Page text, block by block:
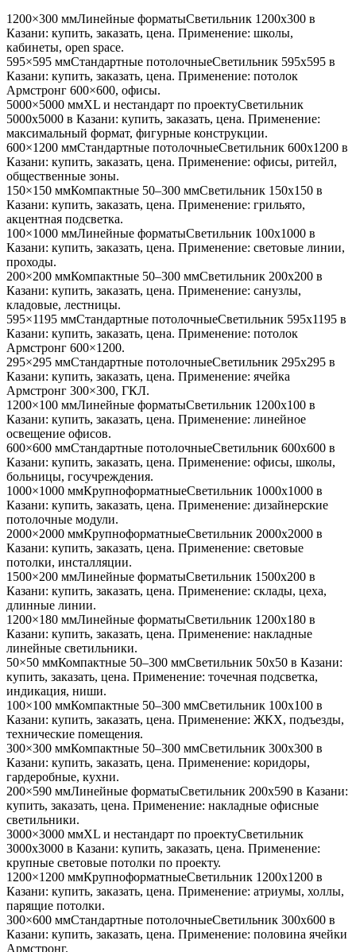
1200×300 ммЛинейные форматыСветильник 1200x300 в
Казани: купить, заказать, цена. Применение: школы,
кабинеты, open space.
595×595 ммСтандартные потолочныеСветильник 595x595 в
Казани: купить, заказать, цена. Применение: потолок
Армстронг 600×600, офисы.
5000×5000 ммXL и нестандарт по проектуСветильник
5000x5000 в Казани: купить, заказать, цена. Применение:
максимальный формат, фигурные конструкции.
600×1200 ммСтандартные потолочныеСветильник 600x1200 в
Казани: купить, заказать, цена. Применение: офисы, ритейл,
общественные зоны.
150×150 ммКомпактные 50–300 ммСветильник 150x150 в
Казани: купить, заказать, цена. Применение: грильято,
акцентная подсветка.
100×1000 ммЛинейные форматыСветильник 100x1000 в
Казани: купить, заказать, цена. Применение: световые линии,
проходы.
200×200 ммКомпактные 50–300 ммСветильник 200x200 в
Казани: купить, заказать, цена. Применение: санузлы,
кладовые, лестницы.
595×1195 ммСтандартные потолочныеСветильник 595x1195 в
Казани: купить, заказать, цена. Применение: потолок
Армстронг 600×1200.
295×295 ммСтандартные потолочныеСветильник 295x295 в
Казани: купить, заказать, цена. Применение: ячейка
Армстронг 300×300, ГКЛ.
1200×100 ммЛинейные форматыСветильник 1200x100 в
Казани: купить, заказать, цена. Применение: линейное
освещение офисов.
600×600 ммСтандартные потолочныеСветильник 600x600 в
Казани: купить, заказать, цена. Применение: офисы, школы,
больницы, госучреждения.
1000×1000 ммКрупноформатныеСветильник 1000x1000 в
Казани: купить, заказать, цена. Применение: дизайнерские
потолочные модули.
2000×2000 ммКрупноформатныеСветильник 2000x2000 в
Казани: купить, заказать, цена. Применение: световые
потолки, инсталляции.
1500×200 ммЛинейные форматыСветильник 1500x200 в
Казани: купить, заказать, цена. Применение: склады, цеха,
длинные линии.
1200×180 ммЛинейные форматыСветильник 1200x180 в
Казани: купить, заказать, цена. Применение: накладные
линейные светильники.
50×50 ммКомпактные 50–300 ммСветильник 50x50 в Казани:
купить, заказать, цена. Применение: точечная подсветка,
индикация, ниши.
100×100 ммКомпактные 50–300 ммСветильник 100x100 в
Казани: купить, заказать, цена. Применение: ЖКХ, подъезды,
технические помещения.
300×300 ммКомпактные 50–300 ммСветильник 300x300 в
Казани: купить, заказать, цена. Применение: коридоры,
гардеробные, кухни.
200×590 ммЛинейные форматыСветильник 200x590 в Казани:
купить, заказать, цена. Применение: накладные офисные
светильники.
3000×3000 ммXL и нестандарт по проектуСветильник
3000x3000 в Казани: купить, заказать, цена. Применение:
крупные световые потолки по проекту.
1200×1200 ммКрупноформатныеСветильник 1200x1200 в
Казани: купить, заказать, цена. Применение: атриумы, холлы,
парящие потолки.
300×600 ммСтандартные потолочныеСветильник 300x600 в
Казани: купить, заказать, цена. Применение: половина ячейки
Армстронг.